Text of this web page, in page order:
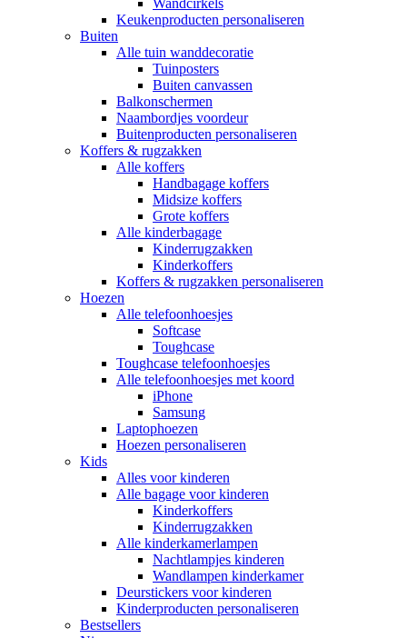
Keukenproducten personaliseren
Buiten
Alle tuin wanddecoratie
Tuinposters
Buiten canvassen
Balkonschermen
Naambordjes voordeur
Buitenproducten personaliseren
Koffers & rugzakken
Alle koffers
Handbagage koffers
Midsize koffers
Grote koffers
Alle kinderbagage
Kinderrugzakken
Kinderkoffers
Koffers & rugzakken personaliseren
Hoezen
Alle telefoonhoesjes
Softcase
Toughcase
Toughcase telefoonhoesjes
Alle telefoonhoesjes met koord
iPhone
Samsung
Laptophoezen
Hoezen personaliseren
Kids
Alles voor kinderen
Alle bagage voor kinderen
Kinderkoffers
Kinderrugzakken
Alle kinderkamerlampen
Nachtlampjes kinderen
Wandlampen kinderkamer
Deurstickers voor kinderen
Kinderproducten personaliseren
Bestsellers